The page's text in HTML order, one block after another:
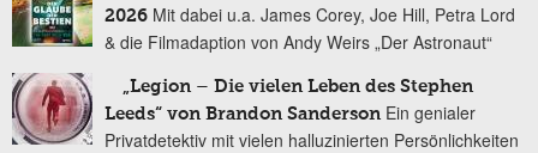
2026 Mit dabei u.a. James Corey, Joe Hill, Petra Lord
& die Filmadaption von Andy Weirs „Der Astronaut“
„Legion – Die vielen Leben des Stephen
Leeds“ von Brandon Sanderson Ein genialer
Privatdetektiv mit vielen halluzinierten Persönlichkeiten